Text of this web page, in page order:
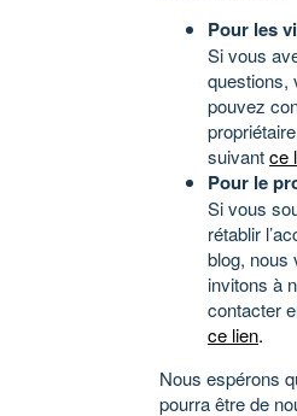
Pour les
Si vous
questions,
pouvez
suivantce
Pour le
Si vous
rétablir
blog, nous
invitons à
contacter
ce lien.
Nous espérons
pourra être de